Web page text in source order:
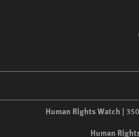
Human Rights Watch |
Human